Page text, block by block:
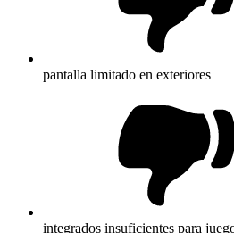
pantalla limitado en exteriores
integrados insuficientes para